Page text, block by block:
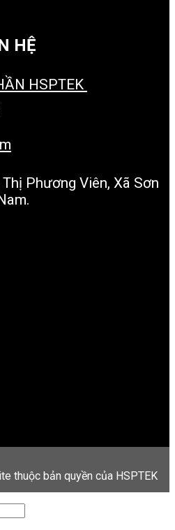
HỆ
HSPTEK
Phương Viên, Xã Sơn
thuộc bản quyền của HSPTEK